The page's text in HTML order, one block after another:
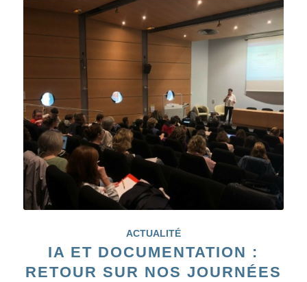
ACTUALITÉ
IA ET DOCUMENTATION :
RETOUR SUR NOS JOURNÉES